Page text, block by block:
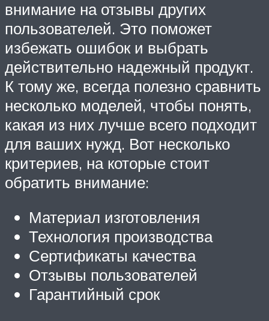
внимание на отзывы других
пользователей. Это поможет
избежать ошибок и выбрать
действительно надежный продукт.
К тому же, всегда полезно сравнить
несколько моделей, чтобы понять,
какая из них лучше всего подходит
для ваших нужд. Вот несколько
критериев, на которые стоит
обратить внимание:
Материал изготовления
Технология производства
Сертификаты качества
Отзывы пользователей
Гарантийный срок